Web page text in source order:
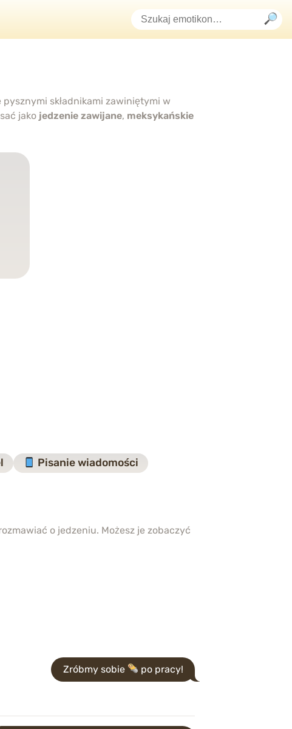
składnikami zawiniętymi w
jako jedzenie zawijane, meksykańskie
Pisanie wiadomości
o jedzeniu. Możesz je zobaczyć
Zróbmy sobie po pracy!